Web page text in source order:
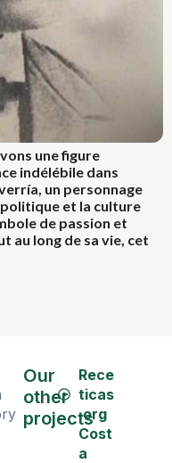
une figure
indélébile dans
un personnage
et la culture
de passion et
au long de sa vie, cet
Our
other
projects
Rece
ticas
.org
Cost
a